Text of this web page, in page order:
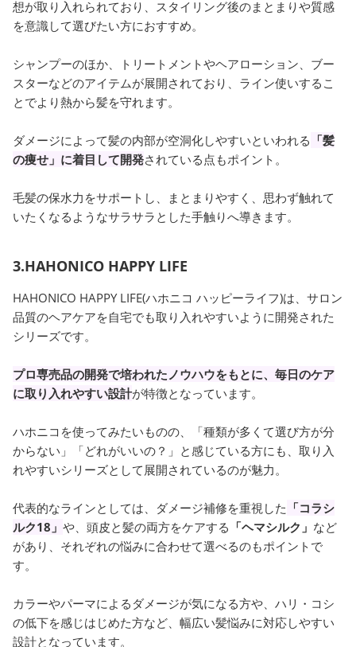
想が取り入れられており、スタイリング後のまとまりや質感
を意識して選びたい方におすすめ。
シャンプーのほか、トリートメントやヘアローション、ブー
スターなどのアイテムが展開されており、ライン使いするこ
とでより熱から髪を守れます。
ダメージによって髪の内部が空洞化しやすいといわれる 「髪
の痩せ」に着目して開発されている点もポイント。
毛髪の保水力をサポートし、まとまりやすく、思わず触れて
いたくなるようなサラサラとした手触りへ導きます。
3.HAHONICO HAPPY LIFE
HAHONICO HAPPY LIFE(ハホニコ ハッピーライフ)は、サロン
品質のヘアケアを自宅でも取り入れやすいように開発された
シリーズです。
プロ専売品の開発で培われたノウハウをもとに、毎日のケア
に取り入れやすい設計が特徴となっています。
ハホニコを使ってみたいものの、「種類が多くて選び方が分
からない」「どれがいいの？」と感じている方にも、取り入
れやすいシリーズとして展開されているのが魅力。
代表的なラインとしては、ダメージ補修を重視した 「コラシ
ルク18」 や、頭皮と髪の両方をケアする 「ヘマシルク」 など
があり、それぞれの悩みに合わせて選べるのもポイントで
す。
カラーやパーマによるダメージが気になる方や、ハリ・コシ
の低下を感じはじめた方など、幅広い髪悩みに対応しやすい
設計となっています。